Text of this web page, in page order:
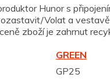
Hunor s
Volat a
zboží je zahrnut
GREEN
GP25